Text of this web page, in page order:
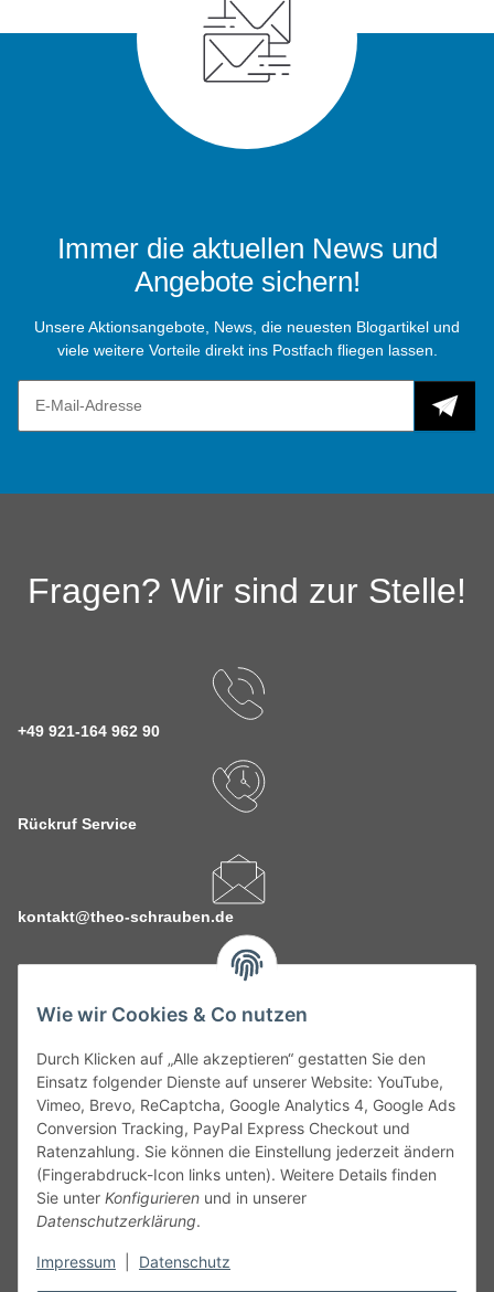
Wie wir Cookies & Co nutzen
Durch Klicken auf „Alle akzeptieren“ gestatten Sie den
Einsatz folgender Dienste auf unserer Website: YouTube,
Vimeo, Brevo, ReCaptcha, Google Analytics 4, Google Ads
Conversion Tracking, PayPal Express Checkout und
Ratenzahlung. Sie können die Einstellung jederzeit ändern
(Fingerabdruck-Icon links unten). Weitere Details finden
Sie unter Konfigurieren und in unserer
Datenschutzerklärung.
Impressum Datenschutz
Immer die aktuellen News und
Angebote sichern!
Unsere Aktionsangebote, News, die neuesten Blogartikel und
viele weitere Vorteile direkt ins Postfach fliegen lassen.
Fragen? Wir sind zur Stelle!
+49 921-164 962 90
Rückruf Service
kontakt@theo-schrauben.de
Service
Gesetzliche Informationen
Alle technischen Angaben ohne Gewähr. Irrtümer und fehlerhafte
Angaben vorbehalten. Wenn Sie Datenblätter oder spezielle
unseren Kundenservice. Abbildungen der Artikel können